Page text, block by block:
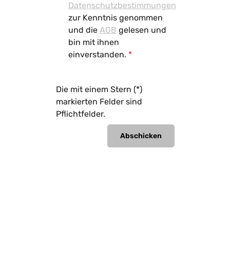
Datenschutzbestimmungen
zur Kenntnis genommen
und die AGB gelesen und
bin mit ihnen
einverstanden. *
Die mit einem Stern (*)
markierten Felder sind
Pflichtfelder.
Abschicken